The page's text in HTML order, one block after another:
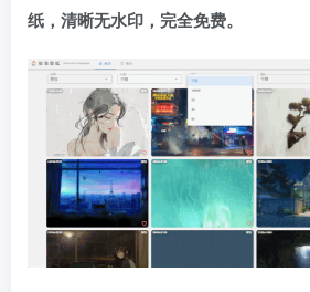
纸，清晰无水印，完全免费。